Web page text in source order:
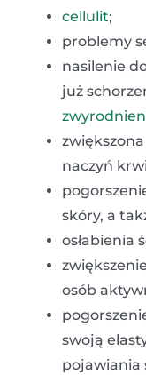
cellulit;
problemy
nasilenie
już
naczyń
skóry, a
osłabienia
osób
swoją
pojawiania